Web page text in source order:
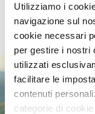
Utilizziamo i
navigazione sul
cookie necessari
per gestire i nostri
utilizzati
facilitare le
contenuti
categorie di